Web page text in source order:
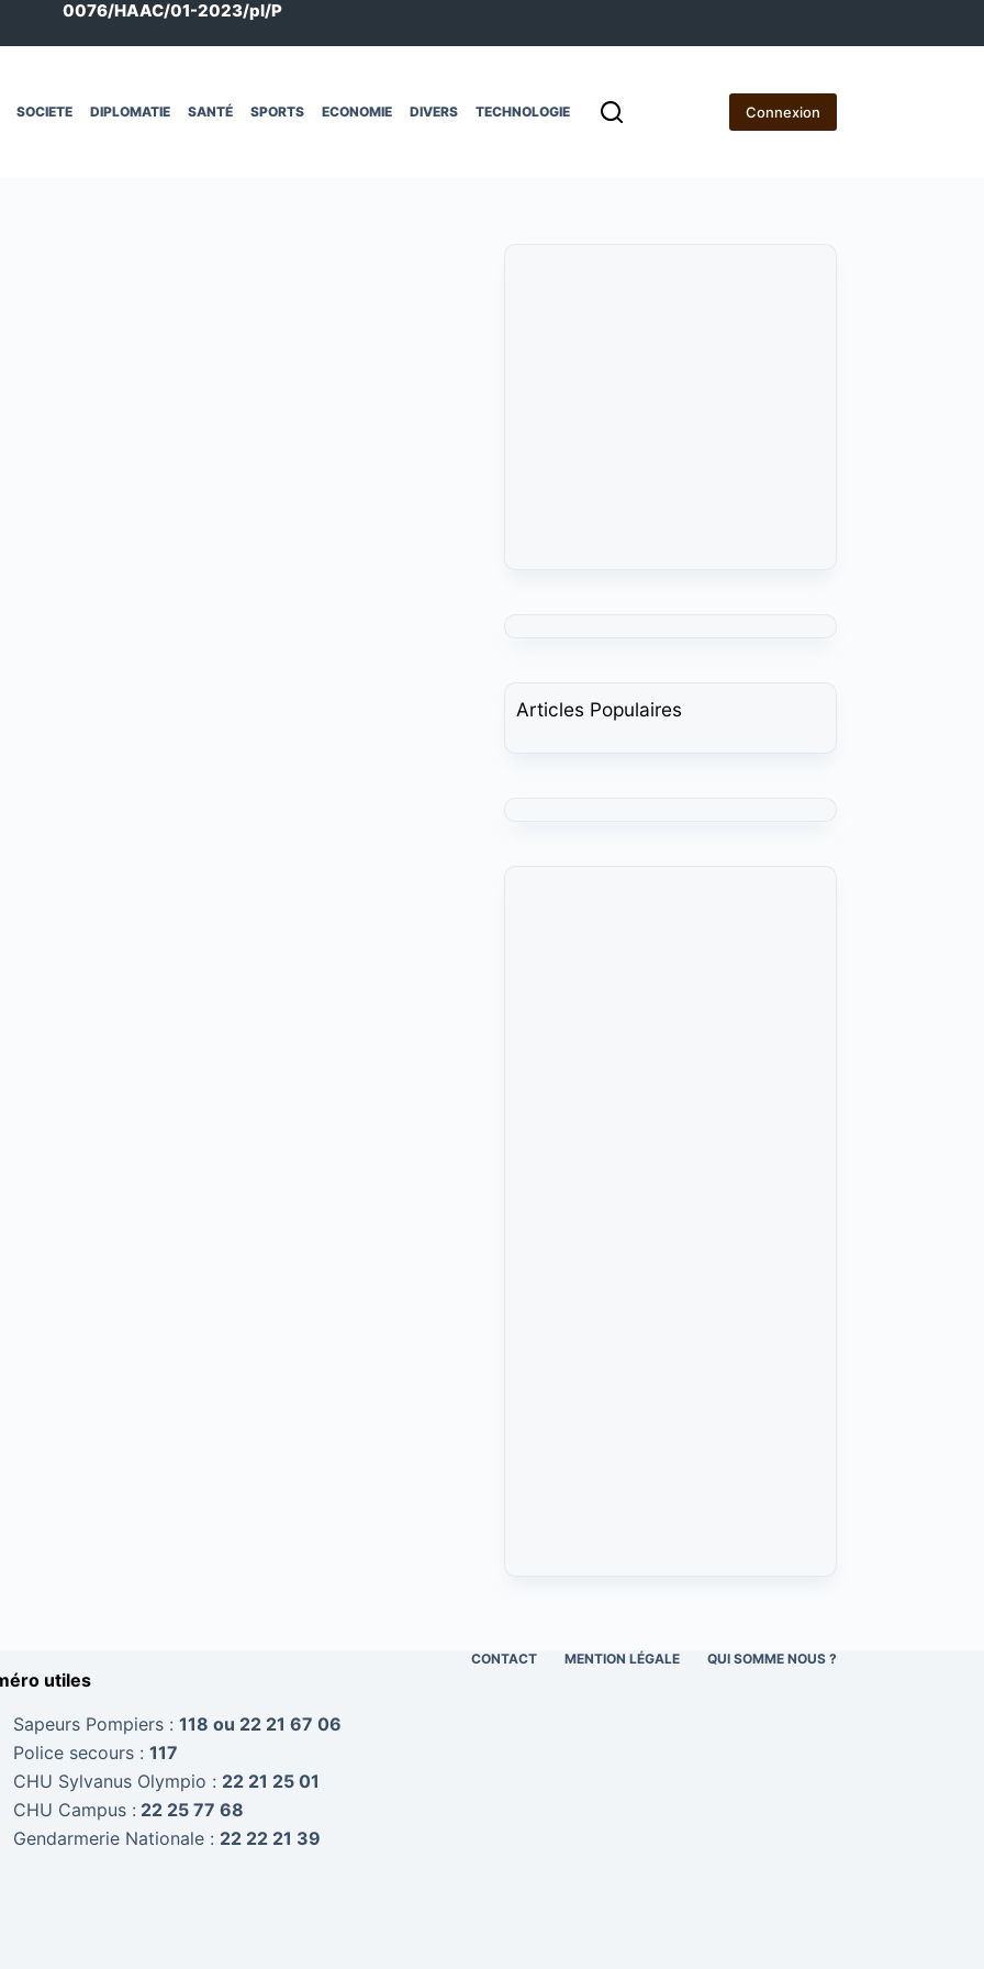
0076/HAAC/01-2023/pl/P
SOCIETE DIPLOMATIE SANTÉ SPORTS ECONOMIE DIVERS TECHNOLOGIE Connexion
Articles Populaires
CONTACT MENTION LÉGALE QUI SOMME NOUS ?
utiles
Sapeurs Pompiers : 118 ou 22 21 67 06
Police secours : 117
CHU Sylvanus Olympio : 22 21 25 01
CHU Campus : 22 25 77 68
Gendarmerie Nationale : 22 22 21 39